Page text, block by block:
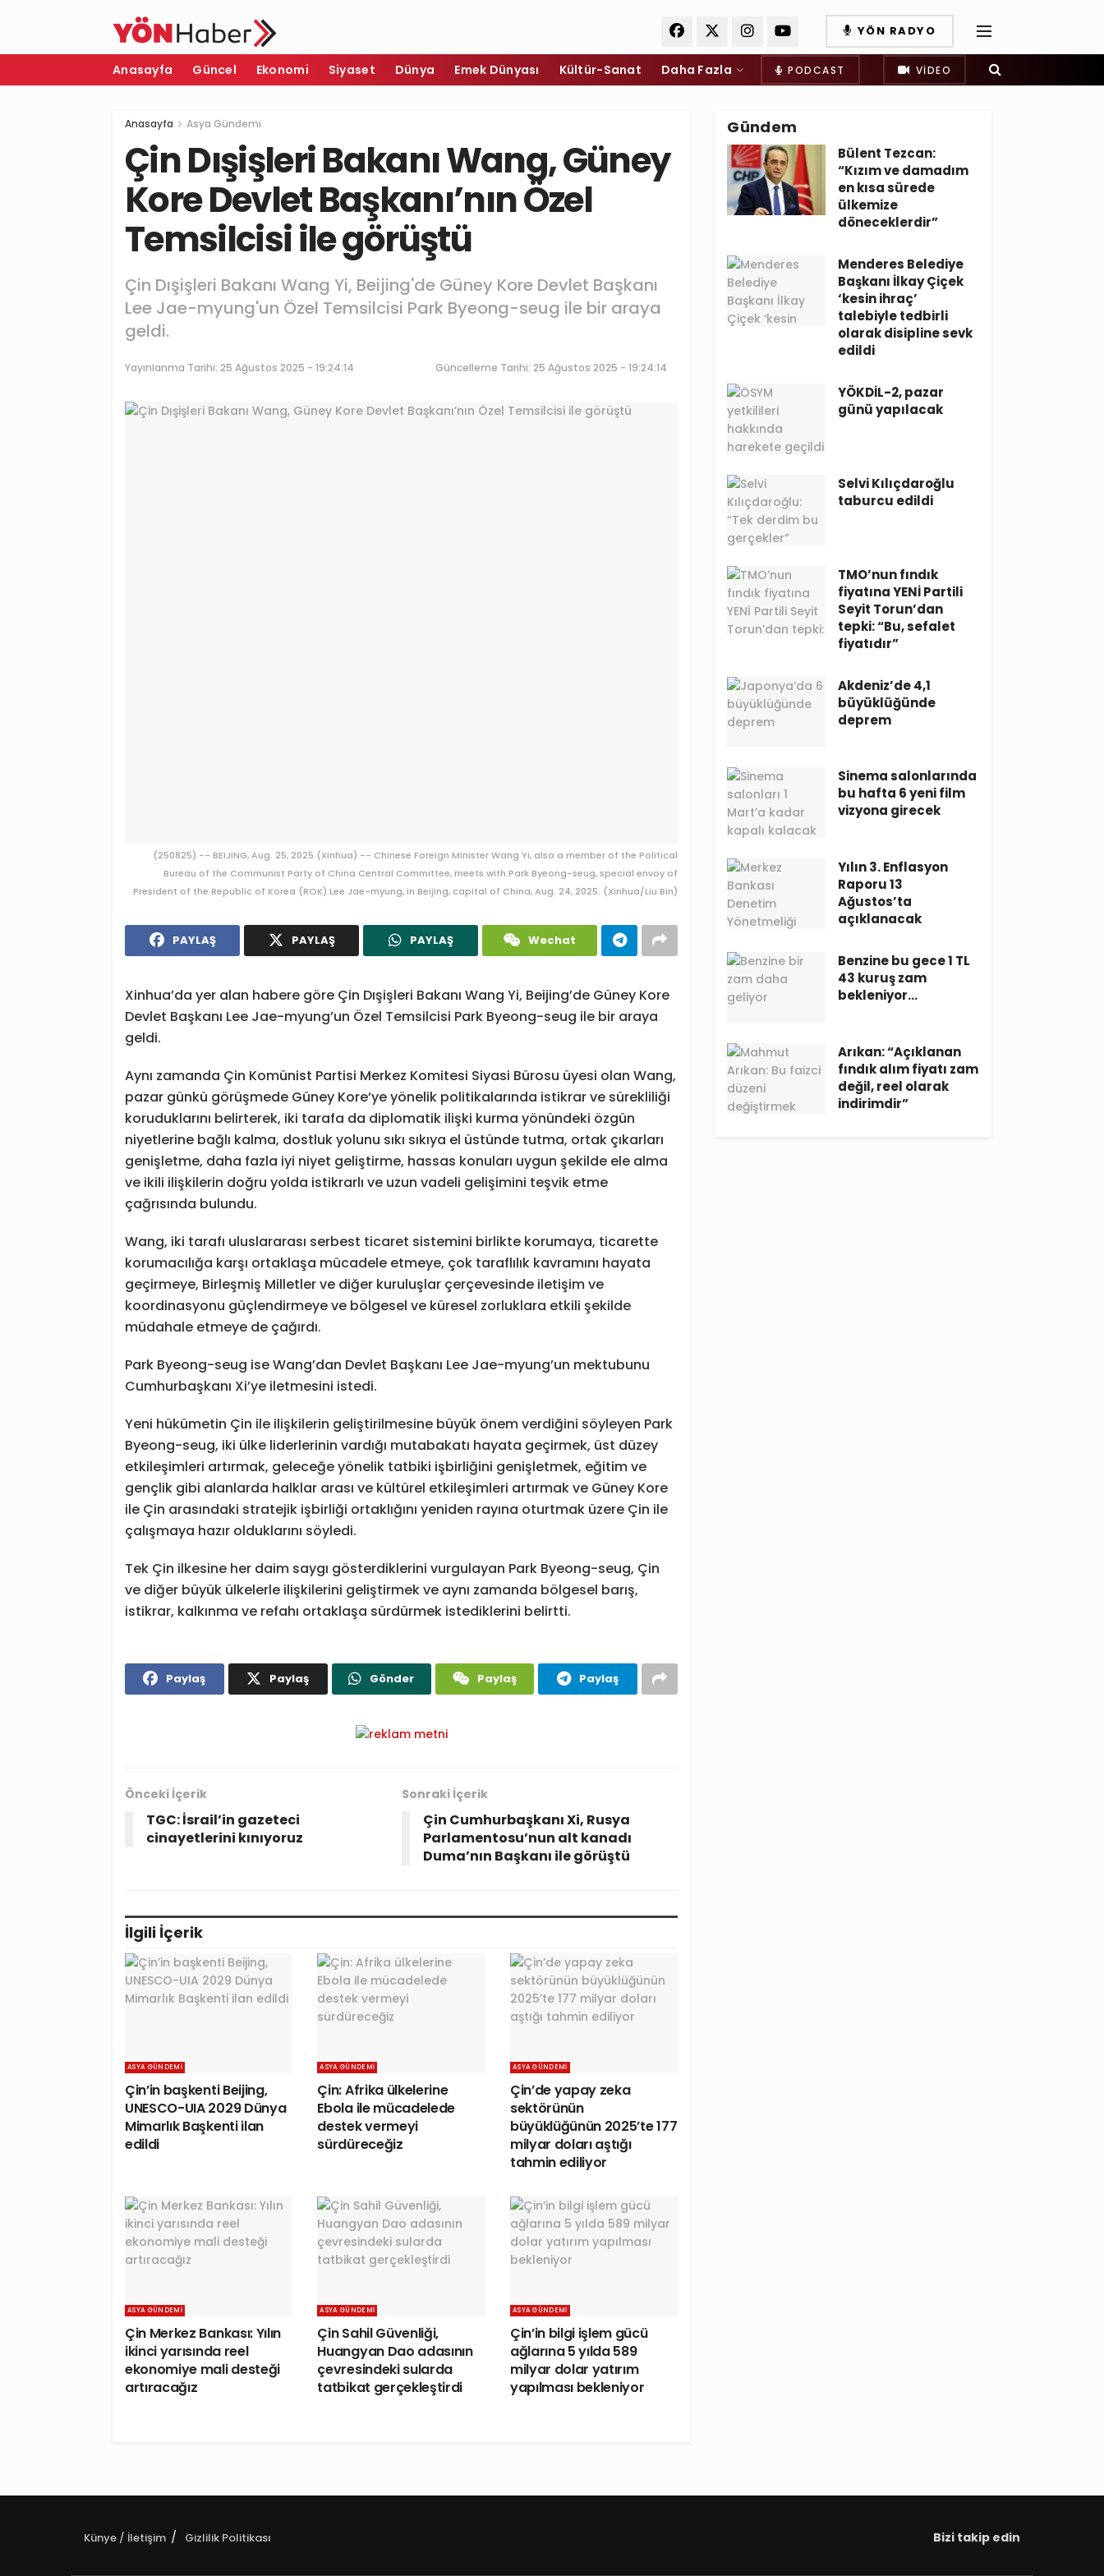
YÖN RADYO
Anasayfa Güncel Ekonomi Siyaset Dünya Emek Dünyası Kültür-Sanat Daha Fazla PODCAST VIDEO
Anasayfa Asya Gündemi
Çin Dışişleri Bakanı Wang, Güney
Kore Devlet Başkanı’nın Özel
Temsilcisi ile görüştü
Çin Dışişleri Bakanı Wang Yi, Beijing'de Güney Kore Devlet Başkanı
Lee Jae-myung'un Özel Temsilcisi Park Byeong-seug ile bir araya
geldi.
Yayınlanma Tarihi: 25 Ağustos 2025 - 19:24:14 Güncelleme Tarihi: 25 Ağustos 2025 - 19:24:14
(250825) -- BEIJING, Aug. 25, 2025 (Xinhua) -- Chinese Foreign Minister Wang Yi, also a member of the Political
Bureau of the Communist Party of China Central Committee, meets with Park Byeong-seug, special envoy of
President of the Republic of Korea (ROK) Lee Jae-myung, in Beijing, capital of China, Aug. 24, 2025. (Xinhua/Liu Bin)
PAYLAŞ PAYLAŞ PAYLAŞ Wechat
Xinhua’da yer alan habere göre Çin Dışişleri Bakanı Wang Yi, Beijing’de Güney Kore
Devlet Başkanı Lee Jae-myung’un Özel Temsilcisi Park Byeong-seug ile bir araya
geldi.
Aynı zamanda Çin Komünist Partisi Merkez Komitesi Siyasi Bürosu üyesi olan Wang,
pazar günkü görüşmede Güney Kore’ye yönelik politikalarında istikrar ve sürekliliği
koruduklarını belirterek, iki tarafa da diplomatik ilişki kurma yönündeki özgün
niyetlerine bağlı kalma, dostluk yolunu sıkı sıkıya el üstünde tutma, ortak çıkarları
genişletme, daha fazla iyi niyet geliştirme, hassas konuları uygun şekilde ele alma
ve ikili ilişkilerin doğru yolda istikrarlı ve uzun vadeli gelişimini teşvik etme
çağrısında bulundu.
Wang, iki tarafı uluslararası serbest ticaret sistemini birlikte korumaya, ticarette
korumacılığa karşı ortaklaşa mücadele etmeye, çok taraflılık kavramını hayata
geçirmeye, Birleşmiş Milletler ve diğer kuruluşlar çerçevesinde iletişim ve
koordinasyonu güçlendirmeye ve bölgesel ve küresel zorluklara etkili şekilde
müdahale etmeye de çağırdı.
Park Byeong-seug ise Wang’dan Devlet Başkanı Lee Jae-myung’un mektubunu
Cumhurbaşkanı Xi’ye iletmesini istedi.
Yeni hükümetin Çin ile ilişkilerin geliştirilmesine büyük önem verdiğini söyleyen Park
Byeong-seug, iki ülke liderlerinin vardığı mutabakatı hayata geçirmek, üst düzey
etkileşimleri artırmak, geleceğe yönelik tatbiki işbirliğini genişletmek, eğitim ve
gençlik gibi alanlarda halklar arası ve kültürel etkileşimleri artırmak ve Güney Kore
ile Çin arasındaki stratejik işbirliği ortaklığını yeniden rayına oturtmak üzere Çin ile
çalışmaya hazır olduklarını söyledi.
Tek Çin ilkesine her daim saygı gösterdiklerini vurgulayan Park Byeong-seug, Çin
ve diğer büyük ülkelerle ilişkilerini geliştirmek ve aynı zamanda bölgesel barış,
istikrar, kalkınma ve refahı ortaklaşa sürdürmek istediklerini belirtti.
Paylaş Paylaş Gönder Paylaş Paylaş
Önceki İçerik
TGC: İsrail’in gazeteci
cinayetlerini kınıyoruz
Sonraki İçerik
Çin Cumhurbaşkanı Xi, Rusya
Parlamentosu’nun alt kanadı
Duma’nın Başkanı ile görüştü
İlgili İçerik
ASYA GÜNDEMI
Çin’in başkenti Beijing,
UNESCO-UIA 2029 Dünya
Mimarlık Başkenti ilan
edildi
ASYA GÜNDEMI
Çin: Afrika ülkelerine
Ebola ile mücadelede
destek vermeyi
sürdüreceğiz
ASYA GÜNDEMI
Çin’de yapay zeka
sektörünün
büyüklüğünün 2025’te 177
milyar doları aştığı
tahmin ediliyor
ASYA GÜNDEMI
Çin Merkez Bankası: Yılın
ikinci yarısında reel
ekonomiye mali desteği
artıracağız
ASYA GÜNDEMI
Çin Sahil Güvenliği,
Huangyan Dao adasının
çevresindeki sularda
tatbikat gerçekleştirdi
ASYA GÜNDEMI
Çin’in bilgi işlem gücü
ağlarına 5 yılda 589
milyar dolar yatırım
yapılması bekleniyor
Gündem
Bülent Tezcan:
“Kızım ve damadım
en kısa sürede
ülkemize
döneceklerdir”
Menderes Belediye
Başkanı İlkay Çiçek
‘kesin ihraç’
talebiyle tedbirli
olarak disipline sevk
edildi
YÖKDİL-2, pazar
günü yapılacak
Selvi Kılıçdaroğlu
taburcu edildi
TMO’nun fındık
fiyatına YENİ Partili
Seyit Torun’dan
tepki: “Bu, sefalet
fiyatıdır”
Akdeniz’de 4,1
büyüklüğünde
deprem
Sinema salonlarında
bu hafta 6 yeni film
vizyona girecek
Yılın 3. Enflasyon
Raporu 13
Ağustos’ta
açıklanacak
Benzine bu gece 1 TL
43 kuruş zam
bekleniyor…
Arıkan: “Açıklanan
fındık alım fiyatı zam
değil, reel olarak
indirimdir”
Künye / İletişim Gizlilik Politikası Bizi takip edin